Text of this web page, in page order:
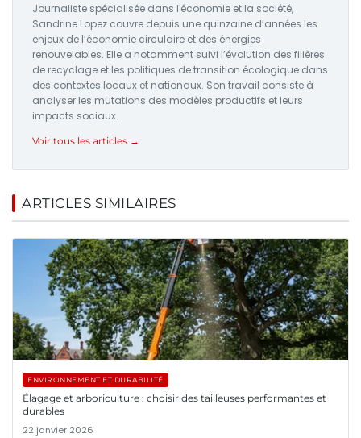
Journaliste spécialisée dans l'économie et la société,
Sandrine Lopez couvre depuis une quinzaine d’années les
enjeux de l’économie circulaire et des énergies
renouvelables. Elle a notamment suivi l’évolution des filières
de recyclage et les politiques de transition écologique dans
des contextes locaux et nationaux. Son travail consiste à
analyser les mutations des modèles productifs et leurs
impacts sociaux.
Voir tous les articles →
ARTICLES SIMILAIRES
ENVIRONNEMENT ET DURABILITÉ
Élagage et arboriculture : choisir des tailleuses performantes et
durables
22 janvier 2026